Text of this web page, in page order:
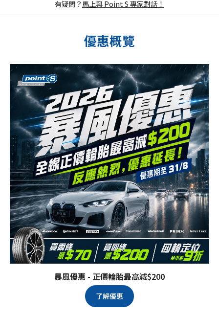
有疑問？馬上與 Point S 專家對話！
優惠概覽
暴風優惠 - 正價輪胎最高減$200
了解優惠